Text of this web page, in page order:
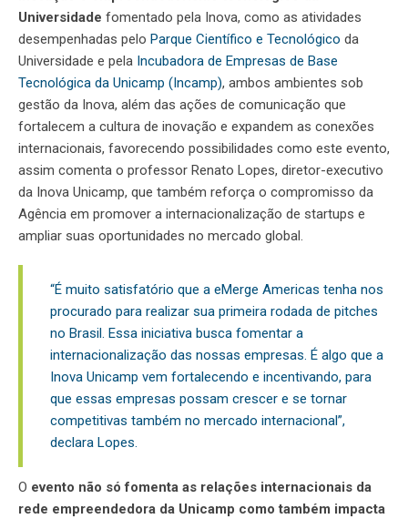
Universidade fomentado pela Inova, como as atividades
desempenhadas pelo Parque Científico e Tecnológico da
Universidade e pela Incubadora de Empresas de Base
Tecnológica da Unicamp (Incamp), ambos ambientes sob
gestão da Inova, além das ações de comunicação que
fortalecem a cultura de inovação e expandem as conexões
internacionais, favorecendo possibilidades como este evento,
assim comenta o professor Renato Lopes, diretor-executivo
da Inova Unicamp, que também reforça o compromisso da
Agência em promover a internacionalização de startups e
ampliar suas oportunidades no mercado global.
“É muito satisfatório que a eMerge Americas tenha nos
procurado para realizar sua primeira rodada de pitches
no Brasil. Essa iniciativa busca fomentar a
internacionalização das nossas empresas. É algo que a
Inova Unicamp vem fortalecendo e incentivando, para
que essas empresas possam crescer e se tornar
competitivas também no mercado internacional”,
declara Lopes.
O evento não só fomenta as relações internacionais da
rede empreendedora da Unicamp como também impacta